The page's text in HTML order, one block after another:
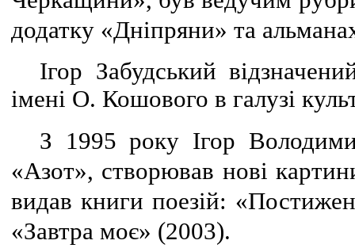
додатку «Дніпряни» та
Ігор Забудський
імені О. Кошового в галузі
З 1995 року Ігор
«Азот», створював нові
видав книги поезій:
«Завтра моє» (2003).